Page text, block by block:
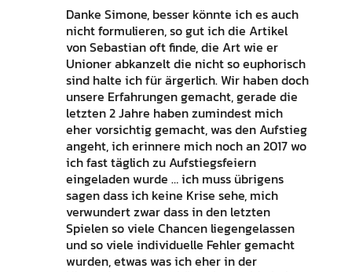
Danke Simone, besser könnte ich es auch
nicht formulieren, so gut ich die Artikel
von Sebastian oft finde, die Art wie er
Unioner abkanzelt die nicht so euphorisch
sind halte ich für ärgerlich. Wir haben doch
unsere Erfahrungen gemacht, gerade die
letzten 2 Jahre haben zumindest mich
eher vorsichtig gemacht, was den Aufstieg
angeht, ich erinnere mich noch an 2017 wo
ich fast täglich zu Aufstiegsfeiern
eingeladen wurde … ich muss übrigens
sagen dass ich keine Krise sehe, mich
verwundert zwar dass in den letzten
Spielen so viele Chancen liegengelassen
und so viele individuelle Fehler gemacht
wurden, etwas was ich eher in der